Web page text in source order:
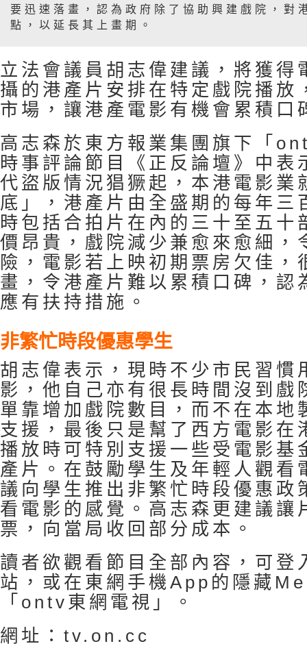
要迅速落畫，認為政府除了協助興建戲院，對
點，以延長其上畫期。
立法會議員胡志偉建議，將獲得
攝的港產片安排在特定戲院播放
市場，讓港產電影有機會累積口
高志森於東方報業集團旗下「
時事評論節目《正反論壇》中表
代盜版情況猖獗起，本港電影業
底」，港產片由全盛期的每年三
時包括合拍片在內的三十至五十
價昂貴，戲院減少兼愈來愈細，
險，電影若上映初期票房欠佳，
畫，令港產片難以累積口碑，認
應有扶持措施。
非繁忙時段優惠學生
胡志偉表示，現時不少市民習慣
影，他自己亦有很長時間沒到戲
單靠增加戲院數目，而不在本地
支援，最後只是幫了西方電影在
播放時可特別支援一些受電影基
產片。在鼓勵學生及年輕人觀看
議向學生推出非繁忙時段優惠政
看電影的感覺。高志森更建議讓
票，向當局收回部分成本。
讀者欲觀看節目全部內容，可登
站，或在東網手機App的隱藏
「ontv東網電視」。
網址：tv.on.cc